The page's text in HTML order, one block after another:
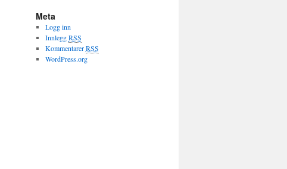
Meta
Logg inn
InnleggRSS
KommentarerRSS
WordPress.org